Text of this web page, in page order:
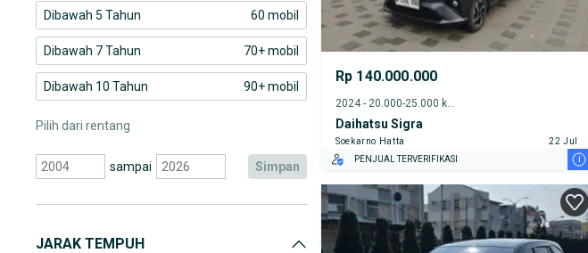
Dibawah 5 Tahun 60 mobil
Dibawah 7 Tahun 70+ mobil
Dibawah 10 Tahun 90+ mobil
Pilih dari rentang
sampai simpan
JARAK TEMPUH
Rp 140.000.000
Daihatsu Sigra
Soekarno Hatta
22 Jul
PENJUAL TERVERIFIKASI
i